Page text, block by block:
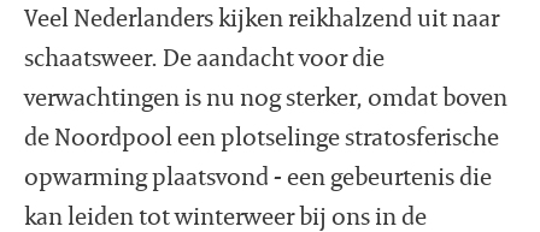
Veel Nederlanders kijken reikhalzend uit naar
schaatsweer. De aandacht voor die
verwachtingen is nu nog sterker, omdat boven
de Noordpool een plotselinge stratosferische
opwarming plaatsvond - een gebeurtenis die
kan leiden tot winterweer bij ons in de